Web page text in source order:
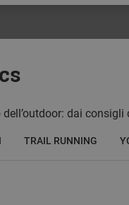
dai
TRAIL RUNNING